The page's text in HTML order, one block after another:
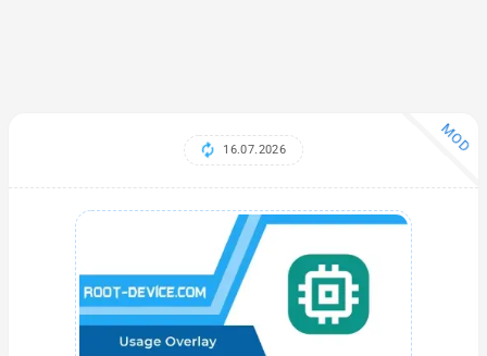
MOD
16.07.2026